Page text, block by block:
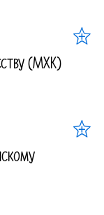
(МХК)